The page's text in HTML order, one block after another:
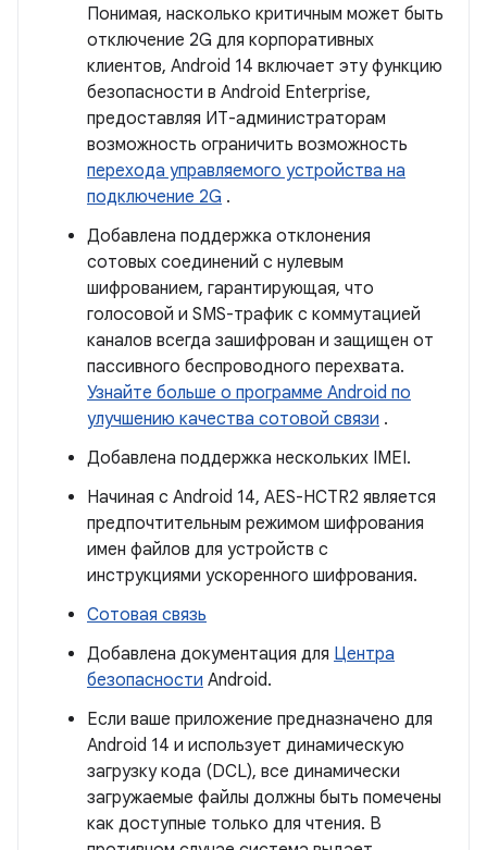
Понимая, насколько критичным может быть
отключение 2G для корпоративных
клиентов, Android 14 включает эту функцию
безопасности в Android Enterprise,
предоставляя ИТ-администраторам
возможность ограничить возможность
перехода управляемого устройства на
подключение 2G .
Добавлена ​​поддержка отклонения
сотовых соединений с нулевым
шифрованием, гарантирующая, что
голосовой и SMS-трафик с коммутацией
каналов всегда зашифрован и защищен от
пассивного беспроводного перехвата.
Узнайте больше о программе Android по
улучшению качества сотовой связи .
Добавлена ​​поддержка нескольких IMEI.
Начиная с Android 14, AES-HCTR2 является
предпочтительным режимом шифрования
имен файлов для устройств с
инструкциями ускоренного шифрования.
Сотовая связь
Добавлена ​​документация для Центра
безопасности Android.
Если ваше приложение предназначено для
Android 14 и использует динамическую
загрузку кода (DCL), все динамически
загружаемые файлы должны быть помечены
как доступные только для чтения. В